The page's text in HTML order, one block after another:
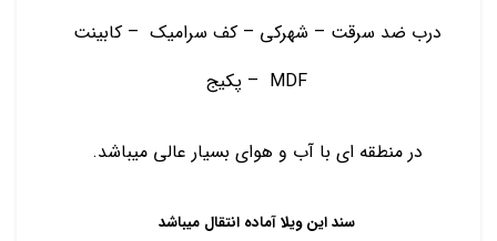
درب ضد سرقت – شهرکی – کف سرامیک – کابینت
MDF – پکیج
در منطقه ای با آب و هوای بسیار عالی میباشد.
سند این ویلا آماده انتقال میباشد